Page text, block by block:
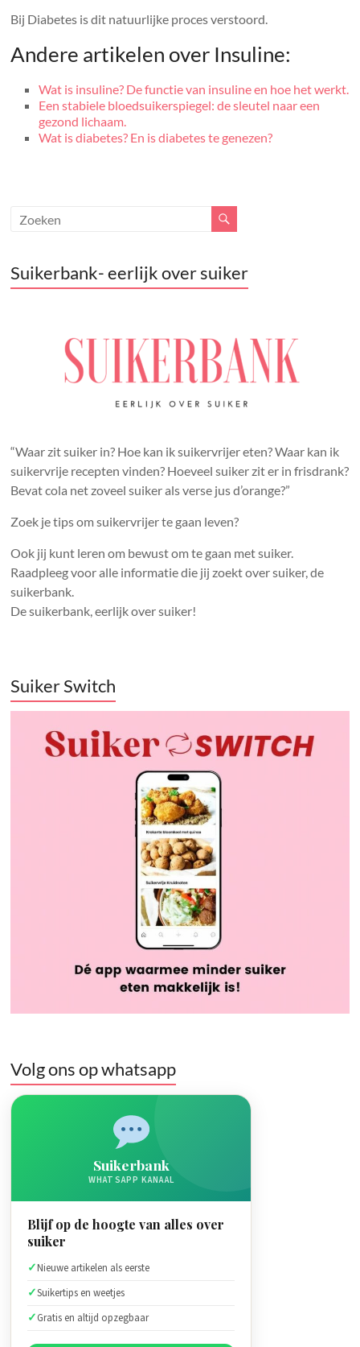
Bij Diabetes is dit natuurlijke proces verstoord.
Andere artikelen over Insuline:
Wat is insuline? De functie van insuline en hoe het werkt.
Een stabiele bloedsuikerspiegel: de sleutel naar een
gezond lichaam.
Wat is diabetes? En is diabetes te genezen?
Suikerbank- eerlijk over suiker
“Waar zit suiker in? Hoe kan ik suikervrijer eten? Waar kan ik
suikervrije recepten vinden? Hoeveel suiker zit er in frisdrank?
Bevat cola net zoveel suiker als verse jus d’orange?”
Zoek je tips om suikervrijer te gaan leven?
Ook jij kunt leren om bewust om te gaan met suiker.
Raadpleeg voor alle informatie die jij zoekt over suiker, de
suikerbank.
De suikerbank, eerlijk over suiker!
Suiker Switch
Volg ons op whatsapp
Suikerbank
WHATSAPP KANAAL
Blijf op de hoogte van alles over
suiker
Nieuwe artikelen als eerste
Suikertips en weetjes
Gratis en altijd opzegbaar